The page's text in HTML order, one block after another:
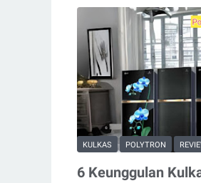
KULKAS POLYTRON
6 Keunggulan